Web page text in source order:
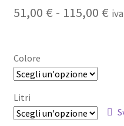
51,00 € - 115,00 €
a
Colore
Litri